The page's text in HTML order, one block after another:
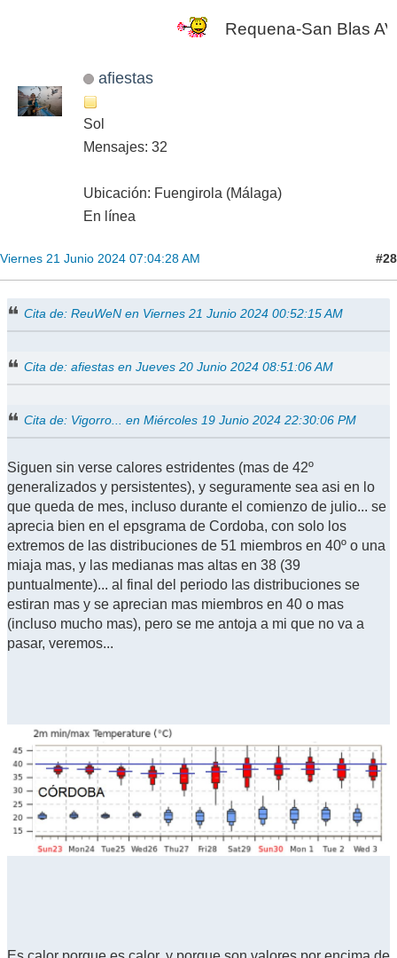
Requena-San Blas AVAMET
afiestas
Sol
Mensajes: 32
Ubicación: Fuengirola (Málaga)
En línea
Viernes 21 Junio 2024 07:04:28 AM #28
Cita de: ReuWeN en Viernes 21 Junio 2024 00:52:15 AM
Cita de: afiestas en Jueves 20 Junio 2024 08:51:06 AM
Cita de: Vigorro... en Miércoles 19 Junio 2024 22:30:06 PM
Siguen sin verse calores estridentes (mas de 42º
generalizados y persistentes), y seguramente sea asi en lo
que queda de mes, incluso durante el comienzo de julio... se
aprecia bien en el epsgrama de Cordoba, con solo los
extremos de las distribuciones de 51 miembros en 40º o una
miaja mas, y las medianas mas altas en 38 (39
puntualmente)... al final del periodo las distribuciones se
estiran mas y se aprecian mas miembros en 40 o mas
(incluso mucho mas), pero se me antoja a mi que no va a
pasar, veremos...